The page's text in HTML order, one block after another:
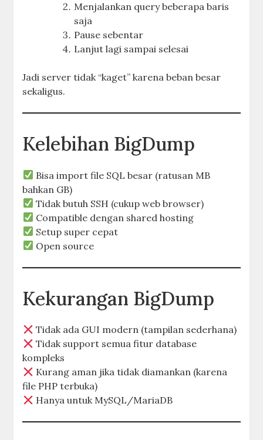
Menjalankan query beberapa baris
saja
Pause sebentar
Lanjut lagi sampai selesai
Jadi server tidak “kaget” karena beban besar
sekaligus.
Kelebihan BigDump
Bisa import file SQL besar (ratusan MB
bahkan GB)
Tidak butuh SSH (cukup web browser)
Compatible dengan shared hosting
Setup super cepat
Open source
Kekurangan BigDump
Tidak ada GUI modern (tampilan sederhana)
Tidak support semua fitur database
kompleks
Kurang aman jika tidak diamankan (karena
file PHP terbuka)
Hanya untuk MySQL/MariaDB